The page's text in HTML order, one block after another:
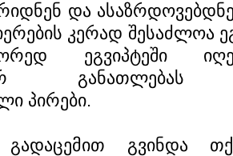
და
კერად შესაძლოა
ეგვიპტეში
განათლებას
პირები.
გვინდა